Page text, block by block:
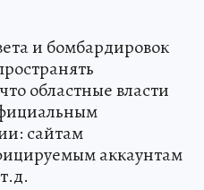
и бомбардировок
областные власти
сайтам
аккаунтам